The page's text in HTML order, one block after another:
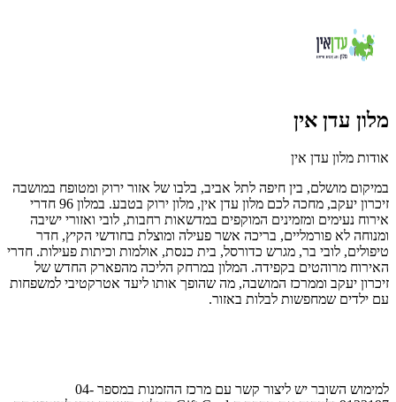
מלון עדן אין
אודות מלון עדן אין
במיקום מושלם, בין חיפה לתל אביב, בלבו של אזור ירוק ומטופח במושבה
זיכרון יעקב, מחכה לכם מלון עדן אין, מלון ירוק בטבע. במלון 96 חדרי
אירוח נעימים ומזמינים המוקפים במדשאות רחבות, לובי ואזורי ישיבה
ומנוחה לא פורמליים, בריכה אשר פעילה ומוצלת בחודשי הקיץ, חדר
טיפולים, לובי בר, מגרש כדורסל, בית כנסת, אולמות וכיתות פעילות. חדרי
האירוח מרוהטים בקפידה. המלון במרחק הליכה מהפארק החדש של
זיכרון יעקב וממרכז המושבה, מה שהופך אותו ליעד אטרקטיבי למשפחות
עם ילדים שמחפשות לבלות באזור.
למימוש השובר יש ליצור קשר עם מרכז ההזמנות במספר 04-